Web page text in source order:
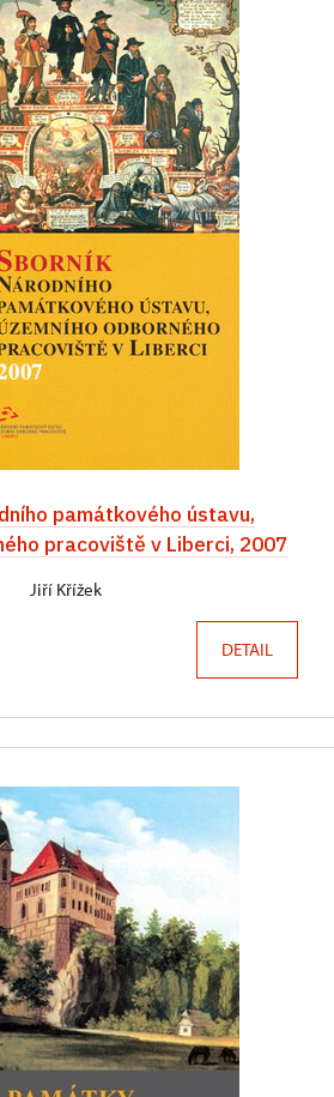
památkového ústavu,
pracoviště v Liberci, 2007
Jiří Křížek
DETAIL